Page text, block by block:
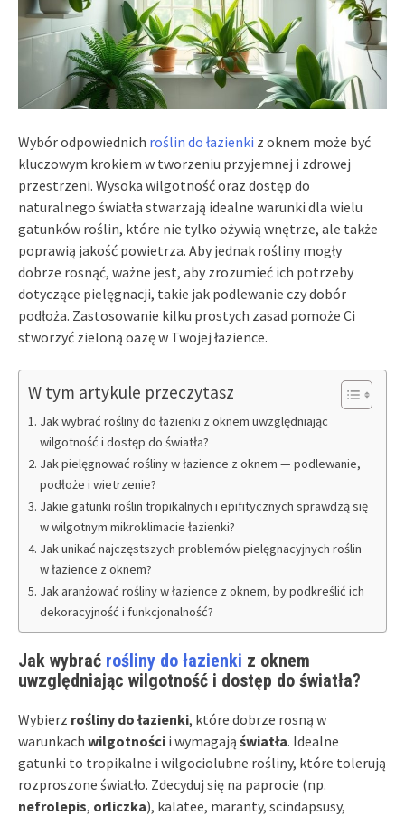
Wybór odpowiednich roślin do łazienki z oknem może być
kluczowym krokiem w tworzeniu przyjemnej i zdrowej
przestrzeni. Wysoka wilgotność oraz dostęp do
naturalnego światła stwarzają idealne warunki dla wielu
gatunków roślin, które nie tylko ożywią wnętrze, ale także
poprawią jakość powietrza. Aby jednak rośliny mogły
dobrze rosnąć, ważne jest, aby zrozumieć ich potrzeby
dotyczące pielęgnacji, takie jak podlewanie czy dobór
podłoża. Zastosowanie kilku prostych zasad pomoże Ci
stworzyć zieloną oazę w Twojej łazience.
W tym artykule przeczytasz
Jak wybrać rośliny do łazienki z oknem uwzględniając
wilgotność i dostęp do światła?
Jak pielęgnować rośliny w łazience z oknem — podlewanie,
podłoże i wietrzenie?
Jakie gatunki roślin tropikalnych i epifitycznych sprawdzą się
w wilgotnym mikroklimacie łazienki?
Jak unikać najczęstszych problemów pielęgnacyjnych roślin
w łazience z oknem?
Jak aranżować rośliny w łazience z oknem, by podkreślić ich
dekoracyjność i funkcjonalność?
Jak wybrać rośliny do łazienki z oknem
uwzględniając wilgotność i dostęp do światła?
Wybierz rośliny do łazienki, które dobrze rosną w
warunkach wilgotności i wymagają światła. Idealne
gatunki to tropikalne i wilgociolubne rośliny, które tolerują
rozproszone światło. Zdecyduj się na paprocie (np.
nefrolepis, orliczka), kalatee, maranty, scindapsusy,